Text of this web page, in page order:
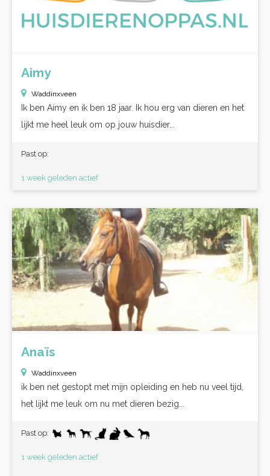
Aimy
Waddinxveen
Ik ben Aimy en ik ben 18 jaar. Ik hou erg van dieren en het
lijkt me heel leuk om op jouw huisdier...
Past op:
1 week geleden actief
Anaïs
Waddinxveen
ik ben net gestopt met mijn opleiding en heb nu veel tijd,
het lijkt me leuk om nu met dieren bezig...
Past op:
1 week geleden actief